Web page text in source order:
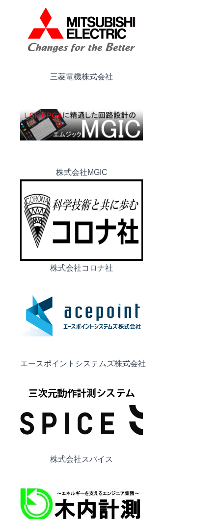
三菱電機株式会社
株式会社MGIC
株式会社コロナ社
エースポイントシステムズ株式会社
株式会社スパイス